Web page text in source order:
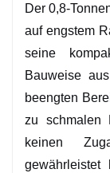
Für weitere
CT08, bitte
Der 0,8-
auf engstem
seine
Bauweise
beengten
zu schmalen
keinen
gewährleistet